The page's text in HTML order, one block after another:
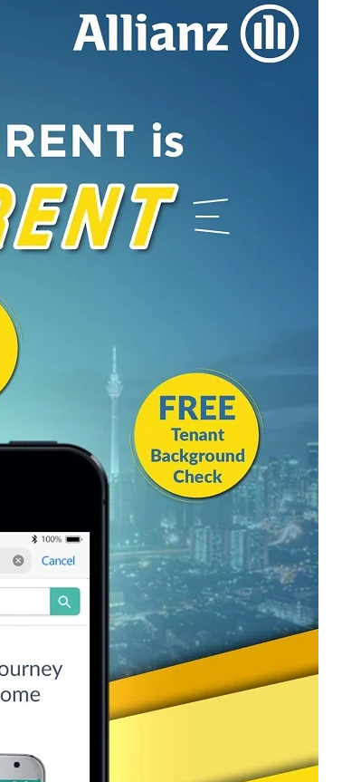
Cara Buka Akaun Saham
(CDS) Maybank
Syarikat Yang Beri Dividen
Tertinggi Di Bursa Malaysia